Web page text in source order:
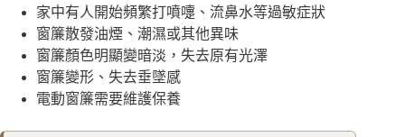
家中有人開始頻繁打噴嚏、流鼻水等過敏症狀
窗簾散發油煙、潮濕或其他異味
窗簾顏色明顯變暗淡，失去原有光澤
窗簾變形、失去垂墜感
電動窗簾需要維護保養